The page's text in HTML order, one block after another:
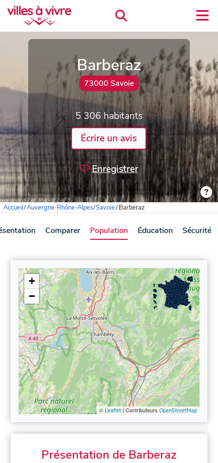
Barberaz
73000 Savoie
5 306 habitants
Écrire un avis
Enregistrer
Accueil/Auvergne-Rhône-Alpes/Savoie/Barberaz
Comparer Population Éducation Sécurité
+
−
© Leaflet| Contributeurs OpenStreetMap
Présentation de Barberaz